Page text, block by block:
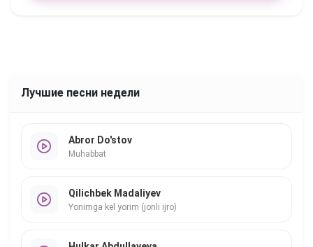
Лучшие песни недели
Abror Do'stov
Muhabbat
Qilichbek Madaliyev
Yonimga kel yorim (jonli ijro)